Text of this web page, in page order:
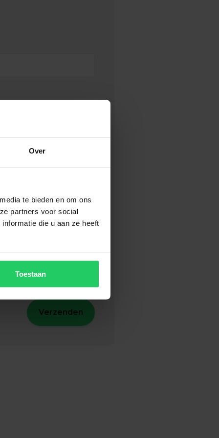
Over
te bieden en om ons
partners voor social
die u aan ze heeft
Toestaan
Verzenden